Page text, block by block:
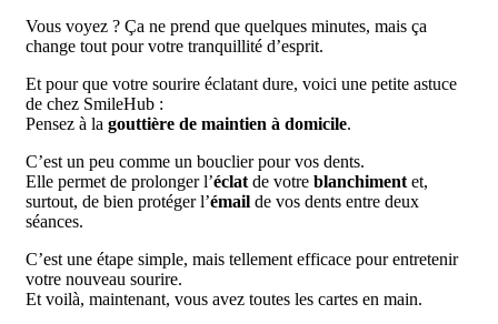
Vous voyez ? Ça ne prend que quelques minutes, mais ça
change tout pour votre tranquillité d’esprit.
Et pour que votre sourire éclatant dure, voici une petite astuce
de chez SmileHub :
Pensez à la gouttière de maintien à domicile.
C’est un peu comme un bouclier pour vos dents.
Elle permet de prolonger l’éclatde votre blanchimentet,
surtout, de bien protéger l’émail de vos dents entre deux
séances.
C’est une étape simple, mais tellement efficace pour entretenir
votre nouveau sourire.
Et voilà, maintenant, vous avez toutes les cartes en main.